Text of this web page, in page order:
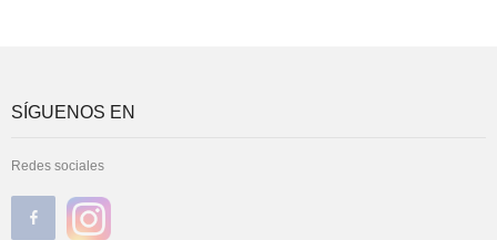
SÍGUENOS EN
Redes sociales